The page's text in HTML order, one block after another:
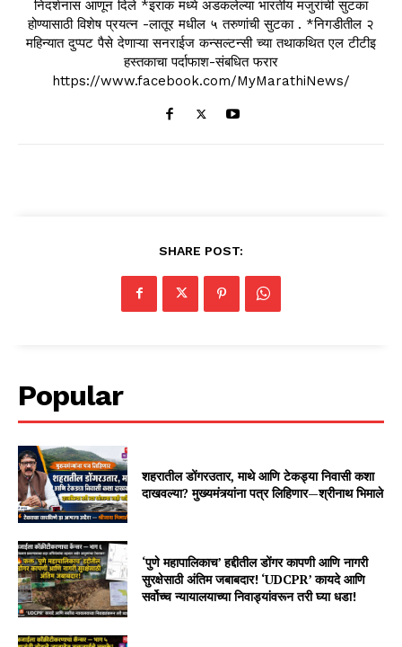
निदर्शनास आणून दिले *इराक मध्ये अडकलेल्या भारतीय मजुरांची सुटका
होण्यासाठी विशेष प्रयत्न -लातूर मधील ५ तरुणांची सुटका . *निगडीतील २
महिन्यात दुप्पट पैसे देणाऱ्या सनराईज कन्सल्टन्सी च्या तथाकथित एल टीटीइ
हस्तकाचा पर्दाफाश-संबधित फरार
https://www.facebook.com/MyMarathiNews/
SHARE POST:
Popular
शहरातील डोंगरउतार, माथे आणि टेकड्या निवासी कशा
दाखवल्या? मुख्यमंत्र्यांना पत्र लिहिणार—श्रीनाथ भिमाले
‘पुणे महापालिकाच’ हद्दीतील डोंगर कापणी आणि नागरी
सुरक्षेसाठी अंतिम जबाबदार! ‘UDCPR’ कायदे आणि
सर्वोच्च न्यायालयाच्या निवाड्यांवरून तरी घ्या धडा!